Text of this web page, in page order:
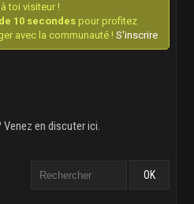
toi visiteur !
10 secondespour profitez
avec la communauté ! S'inscrire
Venez en discuter ici.